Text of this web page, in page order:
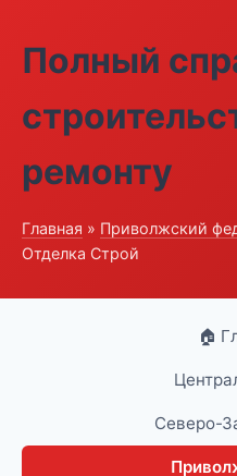
Полный
ремонту
Главная » Приволжский
Отделка Строй
🏠
Северо-